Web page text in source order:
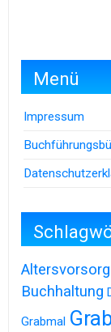
Menü
Impressum
Buchhaltung
Grabmal